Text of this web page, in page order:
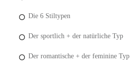
Die 6 Stiltypen
Der sportlich + der natürliche Typ
Der romantische + der feminine Typ